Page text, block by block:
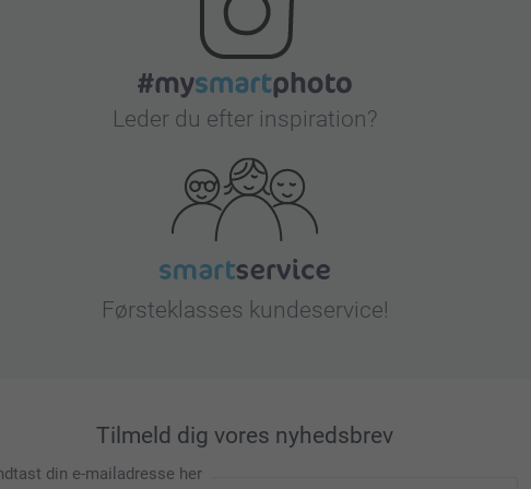
Leder du efter inspiration?
Førsteklasses kundeservice!
Tilmeld dig vores nyhedsbrev
din e-mailadresse her